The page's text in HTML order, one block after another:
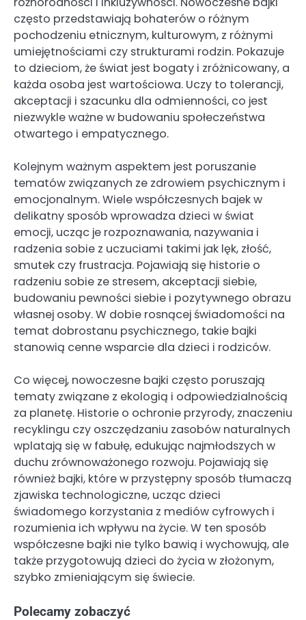
często przedstawiają bohaterów o różnym
pochodzeniu etnicznym, kulturowym, z różnymi
umiejętnościami czy strukturami rodzin. Pokazuje
to dzieciom, że świat jest bogaty i zróżnicowany, a
każda osoba jest wartościowa. Uczy to tolerancji,
akceptacji i szacunku dla odmienności, co jest
niezwykle ważne w budowaniu społeczeństwa
otwartego i empatycznego.
Kolejnym ważnym aspektem jest poruszanie
tematów związanych ze zdrowiem psychicznym i
emocjonalnym. Wiele współczesnych bajek w
delikatny sposób wprowadza dzieci w świat
emocji, ucząc je rozpoznawania, nazywania i
radzenia sobie z uczuciami takimi jak lęk, złość,
smutek czy frustracja. Pojawiają się historie o
radzeniu sobie ze stresem, akceptacji siebie,
budowaniu pewności siebie i pozytywnego obrazu
własnej osoby. W dobie rosnącej świadomości na
temat dobrostanu psychicznego, takie bajki
stanowią cenne wsparcie dla dzieci i rodziców.
Co więcej, nowoczesne bajki często poruszają
tematy związane z ekologią i odpowiedzialnością
za planetę. Historie o ochronie przyrody, znaczeniu
recyklingu czy oszczędzaniu zasobów naturalnych
wplatają się w fabułę, edukując najmłodszych w
duchu zrównoważonego rozwoju. Pojawiają się
również bajki, które w przystępny sposób tłumaczą
zjawiska technologiczne, ucząc dzieci
świadomego korzystania z mediów cyfrowych i
rozumienia ich wpływu na życie. W ten sposób
współczesne bajki nie tylko bawią i wychowują, ale
także przygotowują dzieci do życia w złożonym,
szybko zmieniającym się świecie.
Polecamy zobaczyć